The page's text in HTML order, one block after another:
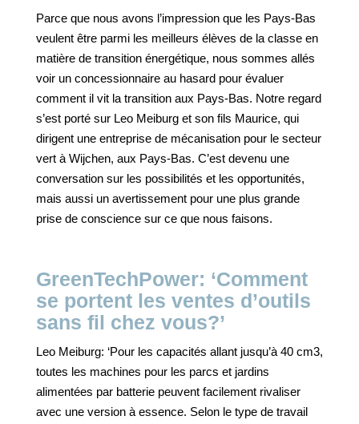
Parce que nous avons l’impression que les Pays-Bas
veulent être parmi les meilleurs élèves de la classe en
matière de transition énergétique, nous sommes allés
voir un concessionnaire au hasard pour évaluer
comment il vit la transition aux Pays-Bas. Notre regard
s’est porté sur Leo Meiburg et son fils Maurice, qui
dirigent une entreprise de mécanisation pour le secteur
vert à Wijchen, aux Pays-Bas. C’est devenu une
conversation sur les possibilités et les opportunités,
mais aussi un avertissement pour une plus grande
prise de conscience sur ce que nous faisons.
GreenTechPower: ‘Comment
se portent les ventes d’outils
sans fil chez vous?’
Leo Meiburg: ‘Pour les capacités allant jusqu’à 40 cm3,
toutes les machines pour les parcs et jardins
alimentées par batterie peuvent facilement rivaliser
avec une version à essence. Selon le type de travail